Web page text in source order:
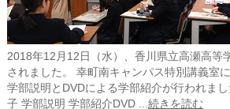
2018年12月12日（水）、香川県立高瀬高等
されました。 幸町南キャンパス特別講義室
学部説明とDVDによる学部紹介が行われま
子 学部説明 学部紹介DVD ...続きを読む